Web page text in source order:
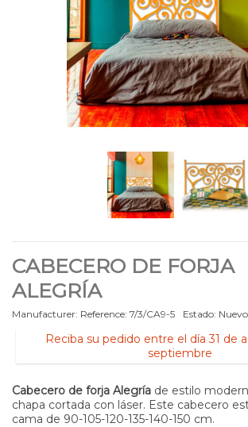
CABECERO DE FORJA
ALEGRÍA
Manufacturer: Reference: 7/3/CA9-5 Estado: Nuevo
Reciba su pedido entre el día 31 de
septiembre
Cabecero de forja Alegría de estilo
chapa cortada con láser. Este cabecero
cama de 90-105-120-135-140-150 cm.